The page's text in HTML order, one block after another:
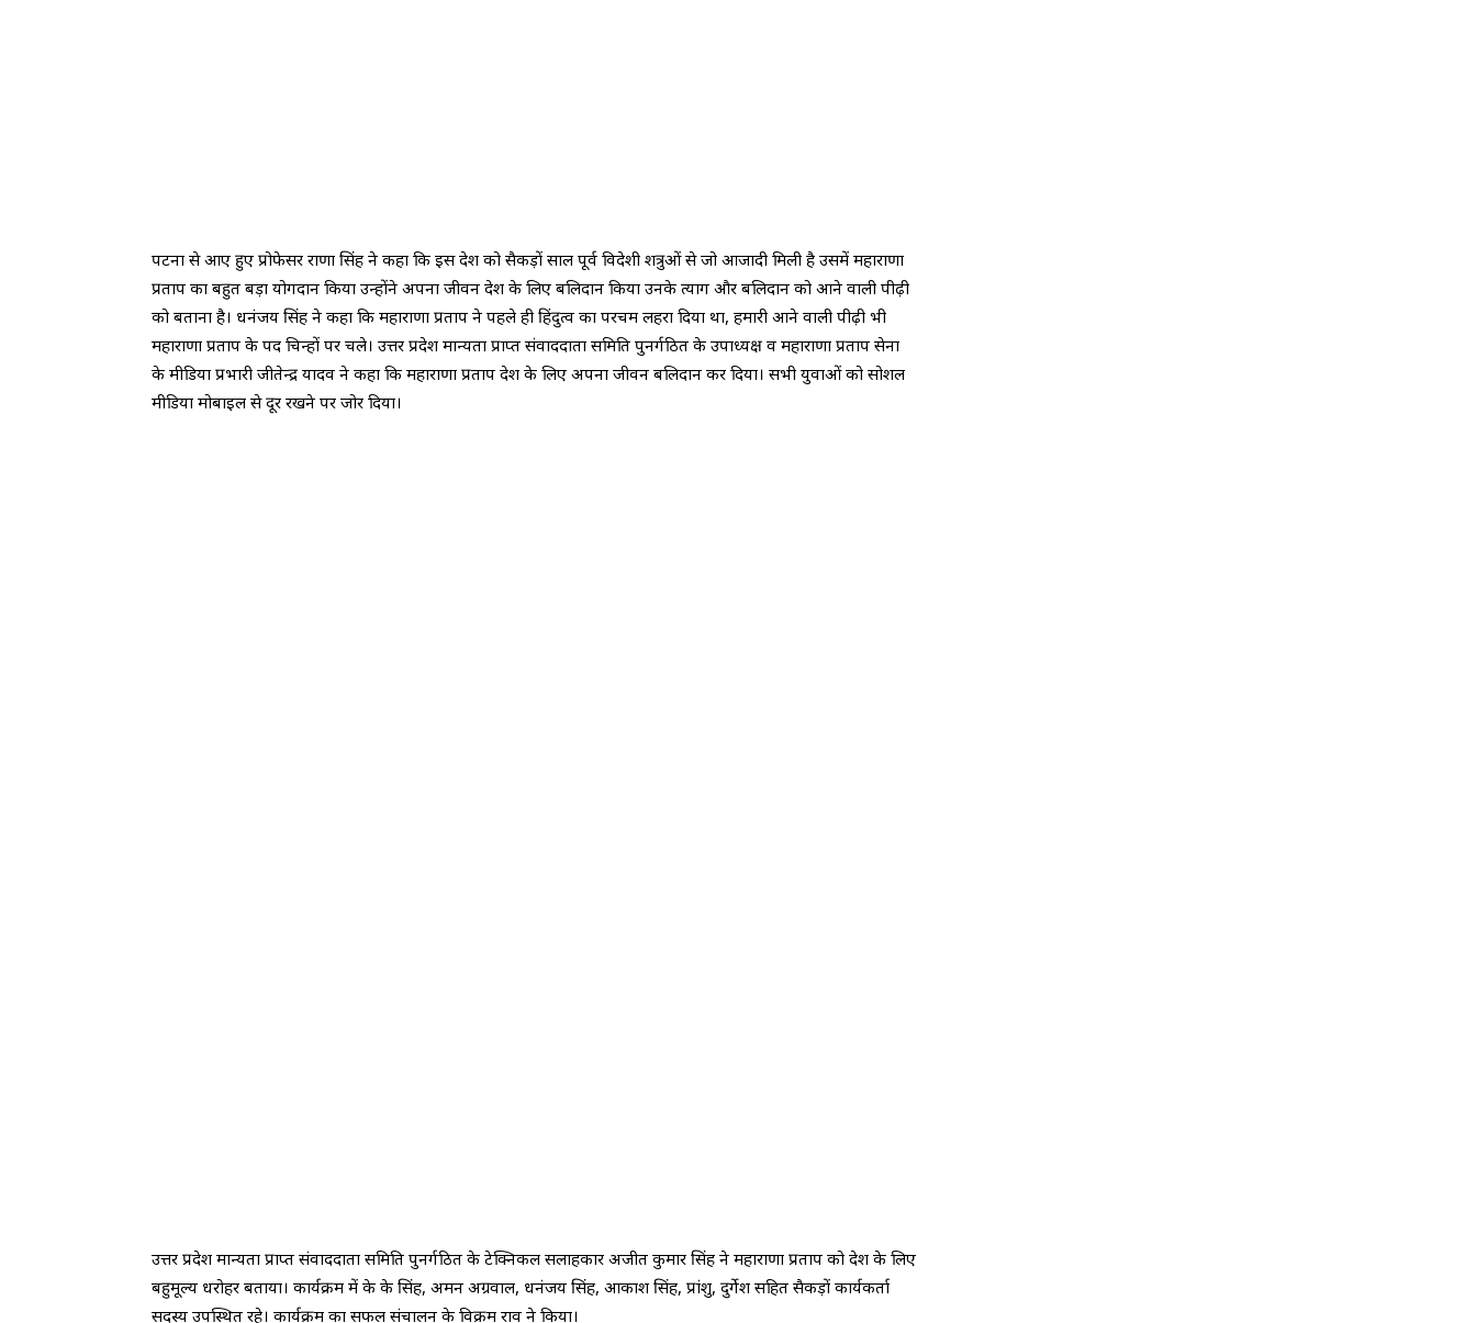
पटना से आए हुए प्रोफेसर राणा सिंह ने कहा कि इस देश को सैकड़ों साल पूर्व विदेशी शत्रुओं से जो आजादी मिली है उसमें महाराणा
प्रताप का बहुत बड़ा योगदान किया उन्होंने अपना जीवन देश के लिए बलिदान किया उनके त्याग और बलिदान को आने वाली पीढ़ी
को बताना है। धनंजय सिंह ने कहा कि महाराणा प्रताप ने पहले ही हिंदुत्व का परचम लहरा दिया था, हमारी आने वाली पीढ़ी भी
महाराणा प्रताप के पद चिन्हों पर चले। उत्तर प्रदेश मान्यता प्राप्त संवाददाता समिति पुनर्गठित के उपाध्यक्ष व महाराणा प्रताप सेना
के मीडिया प्रभारी जीतेन्द्र यादव ने कहा कि महाराणा प्रताप देश के लिए अपना जीवन बलिदान कर दिया। सभी युवाओं को सोशल
मीडिया मोबाइल से दूर रखने पर जोर दिया।
उत्तर प्रदेश मान्यता प्राप्त संवाददाता समिति पुनर्गठित के टेक्निकल सलाहकार अजीत कुमार सिंह ने महाराणा प्रताप को देश के लिए
बहुमूल्य धरोहर बताया। कार्यक्रम में के के सिंह, अमन अग्रवाल, धनंजय सिंह, आकाश सिंह, प्रांशु, दुर्गेश सहित सैकड़ों कार्यकर्ता
सदस्य उपस्थित रहे। कार्यक्रम का सफल संचालन के विक्रम राव ने किया।